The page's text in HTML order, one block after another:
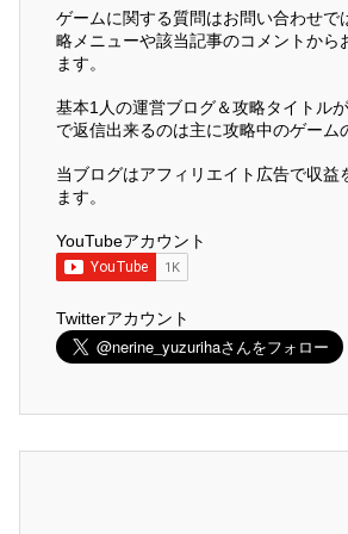
ゲームに関する質問はお問い合わせで
略メニューや該当記事のコメントから
ます。
基本1人の運営ブログ＆攻略タイトル
で返信出来るのは主に攻略中のゲーム
当ブログはアフィリエイト広告で収益
ます。
YouTubeアカウント
Twitterアカウント